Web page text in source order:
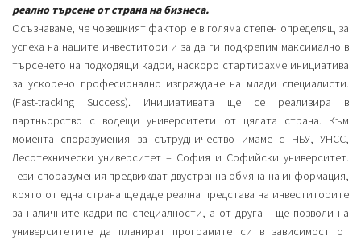
реално търсене от страна на бизнеса.
Осъзнаваме, че човешкият фактор е в голяма степен определящ за
успеха на нашите инвеститори и за да ги подкрепим максимално в
търсенето на подходящи кадри, наскоро стартирахме инициатива
за ускорено професионално изграждане на млади специалисти.
(Fast-tracking Success). Инициативата ще се реализира в
партньорство с водещи университети от цялата страна. Към
момента споразумения за сътрудничество имаме с НБУ, УНСС,
Лесотехнически университет – София и Софийски университет.
Тези споразумения предвиждат двустранна обмяна на информация,
която от една страна ще даде реална представа на инвеститорите
за наличните кадри по специалности, а от друга – ще позволи на
университетите да планират програмите си в зависимост от